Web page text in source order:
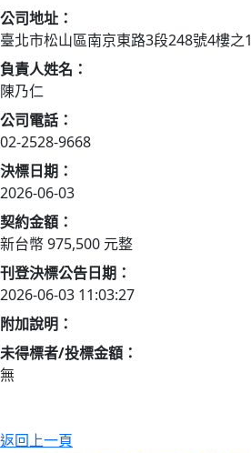
公司地址：
臺北市松山區南京東路3段248號4樓之1
負責人姓名：
陳乃仁
公司電話：
02-2528-9668
決標日期：
2026-06-03
契約金額：
新台幣975,500 元整
刊登決標公告日期：
2026-06-03 11:03:27
附加說明：
未得標者/投標金額：
無
返回上一頁